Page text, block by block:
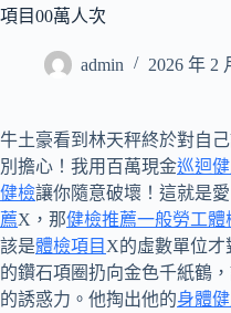
項目00萬人次
admin 2026 年 2
牛土豪看到林天秤終於對自己
別擔心！我用百萬現金巡迴
健檢讓你隨意破壞！這就是
薦X，那健檢推薦一般勞工體
該是體檢項目 X的虛數單位才
的鑽石項圈扔向金色千紙鶴
的誘惑力。他掏出他的身體